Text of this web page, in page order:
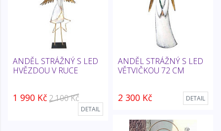
ANDĚL STRÁŽNÝ S LED
HVĚZDOU V RUCE
1 990 Kč 2 100 Kč
DETAIL
ANDĚL STRÁŽNÝ S LED
VĚTVIČKOU 72 CM
2 300 Kč DETAIL